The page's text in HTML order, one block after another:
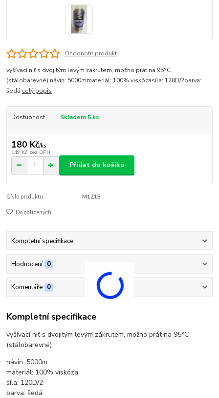
Ohodnotit produkt
vyšívací niť s dvojitým levým zákrutem, možno prát na 95°C
(stálobarevné) návin: 5000mmateriál: 100% viskózasíla: 120D/2barva:
šedá celý popis
Dostupnost Skladem 5 ks
180 Kč/ks
149 Kč bez DPH
Přidat do košíku
Číslo produktu: M1215
Do oblíbených
Kompletní specifikace
Hodnocení 0
Komentáře 0
Kompletní specifikace
vyšívací niť s dvojitým levým zákrutem, možno prát na 95°C
(stálobarevné)
návin: 5000m
materiál: 100% viskóza
síla: 120D/2
barva: šedá